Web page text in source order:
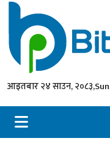
आइतबार २४ साउन, २०८३,